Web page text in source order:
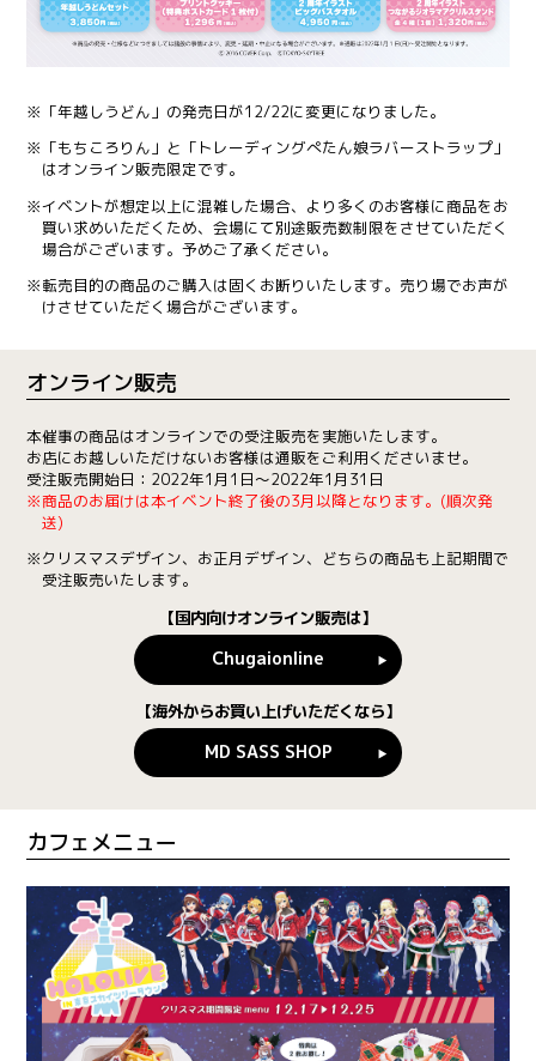
※「年越しうどん」の発売日が12/22に変更になりました。
※「もちころりん」と「トレーディングぺたん娘ラバーストラップ」
はオンライン販売限定です。
※イベントが想定以上に混雑した場合、より多くのお客様に商品をお
買い求めいただくため、会場にて別途販売数制限をさせていただく
場合がございます。予めご了承ください。
※転売目的の商品のご購入は固くお断りいたします。売り場でお声が
けさせていただく場合がございます。
オンライン販売
本催事の商品はオンラインでの受注販売を実施いたします。
お店にお越しいただけないお客様は通販をご利用くださいませ。
受注販売開始日：2022年1月1日～2022年1月31日
※商品のお届けは本イベント終了後の3月以降となります。(順次発
送)
※クリスマスデザイン、お正月デザイン、どちらの商品も上記期間で
受注販売いたします。
【国内向けオンライン販売は】
Chugaionline
【海外からお買い上げいただくなら】
MD SASS SHOP
カフェメニュー